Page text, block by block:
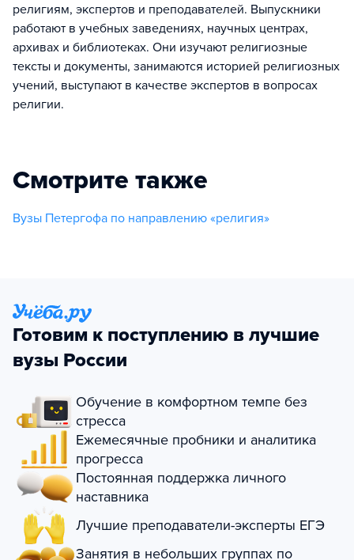
религиям, экспертов и преподавателей. Выпускники
работают в учебных заведениях, научных центрах,
архивах и библиотеках. Они изучают религиозные
тексты и документы, занимаются историей религиозных
учений, выступают в качестве экспертов в вопросах
религии.
Смотрите также
Вузы Петергофа по направлению «религия»
Готовим к поступлению в лучшие
вузы России
Обучение в комфортном темпе без
стресса
Ежемесячные пробники и аналитика
прогресса
Постоянная поддержка личного
наставника
Лучшие преподаватели-эксперты ЕГЭ
Занятия в небольших группах по